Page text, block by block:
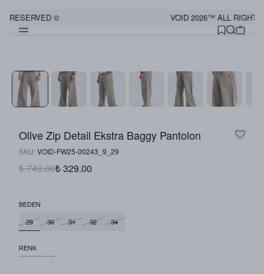
RESERVED © VOID 2026™ ALL RIGHTS
Olive Zip Detail Ekstra Baggy Pantolon
SKU: VOID-FW25-00243_9_29
₺ 749.00₺ 329.00
BEDEN
29
30 31 32 34
RENK